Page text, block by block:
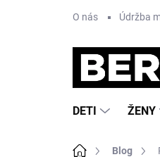
O nás Údržba
DETI ŽENY
DomovBlog